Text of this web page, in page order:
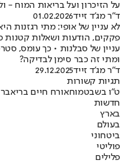
על הזיכרון ועל בריאות המוח -
ד"ר מג'ד זייד01.02.2026
לא עניין של אופי: מתי רגזנות היא
פקקים, הודעות ושאלות קטנות
עניין של סבלנות • כך עומס,
ומתי זה כבר סימן לבדיקה?
ד"ר מג'ד זייד29.12.2025
תגיות קשורות
ט"ו בשבטמוחאורח חיים בריא
חדשות
בארץ
בעולם
ביטחוני
פוליטי
פלילים